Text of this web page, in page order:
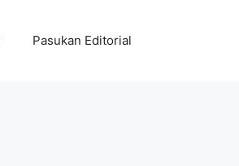
Pasukan Editorial